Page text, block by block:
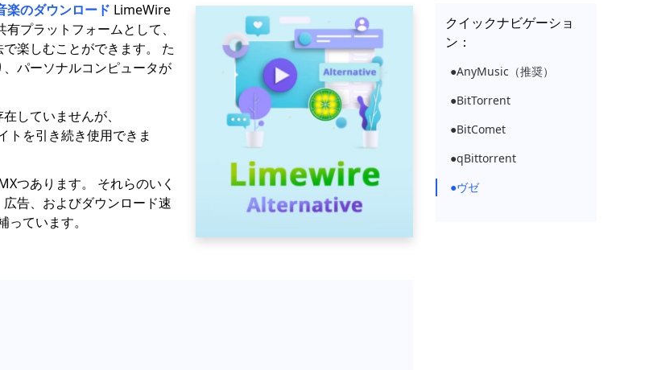
楽のダウンロード LimeWire
プラットフォームとして、
楽しむことができます。 た
パーソナルコンピュータが
していませんが、
トを引き続き使用できま
つあります。 それらのいく
告、およびダウンロード速
ています。
クイックナビゲーショ
ン：
●AnyMusic（推奨）
●BitTorrent
●BitComet
●qBittorrent
●ヴゼ